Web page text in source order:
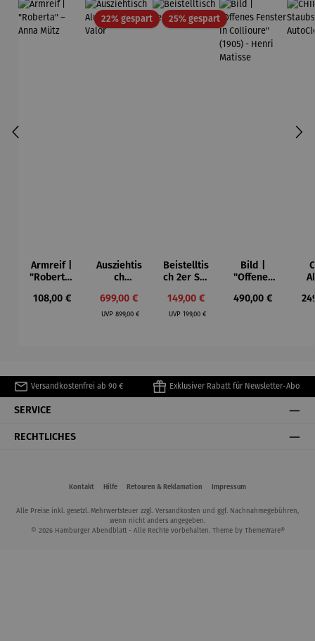
Armreif |
"Roberta"
Mütz
Regulärer Preis:
108,00 €
22% gespartRabatt
Ausziehtis
ch
– Valor
Verkaufspreis:
699,00 €
UVPRegulärer Preis:
899,00 €
25% gespartRabatt
Beistelltis
ch 2er Set
Verkaufspreis:
149,00 €
UVP Regulärer Preis:
199,00 €
Bild |
"Offenes
Collioure"
Regulärer Preis:
490,00 €
Versandkostenfrei ab 90 € Exklusiver Rabatt für Newsletter-Abo
SERVICE
RECHTLICHES
Kontakt Hilfe Retouren & Reklamation Impressum
Alle Preise inkl. gesetzl. Mehrwertsteuer zzgl. Versandkosten und ggf. Nachnahmegebühren,
wenn nicht anders angegeben.
© 2026 Hamburger Abendblatt - Alle Rechte vorbehalten. Theme by ThemeWare®